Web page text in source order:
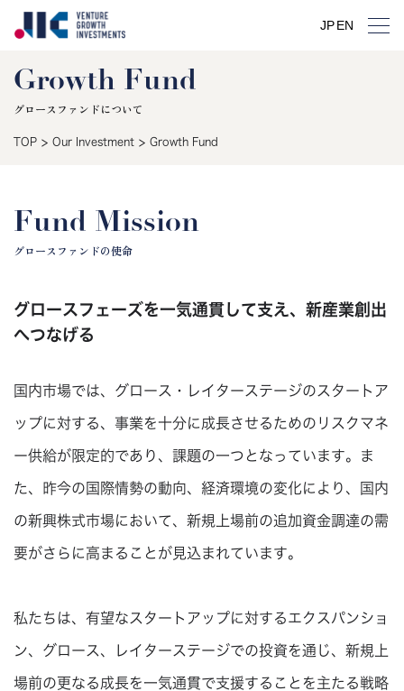
JPEN
Growth Fund
グロースファンドについて
TOP > Our Investment > Growth Fund
Fund Mission
グロースファンドの使命
グロースフェーズを一気通貫して支え、新産業創出
へつなげる
国内市場では、グロース・レイターステージのスタートア
ップに対する、事業を十分に成長させるためのリスクマネ
ー供給が限定的であり、課題の一つとなっています。ま
た、昨今の国際情勢の動向、経済環境の変化により、国内
の新興株式市場において、新規上場前の追加資金調達の需
要がさらに高まることが見込まれています。
私たちは、有望なスタートアップに対するエクスパンショ
ン、グロース、レイターステージでの投資を通じ、新規上
場前の更なる成長を一気通貫で支援することを主たる戦略